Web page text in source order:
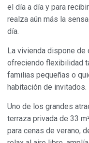
el día a día y para
realza aún más la
día.
La vivienda dispone de
ofreciendo flexibilidad
familias pequeñas o
habitación de invitados.
Uno de los grandes
terraza privada de 33
para cenas de verano,
Analíticas y
Permiten realizar el
información recogida
utiliza en la medición
elaboración de perfiles
el fin de introducir
datos de uso que
guardar la información
mejor experiencia a
Marketing y